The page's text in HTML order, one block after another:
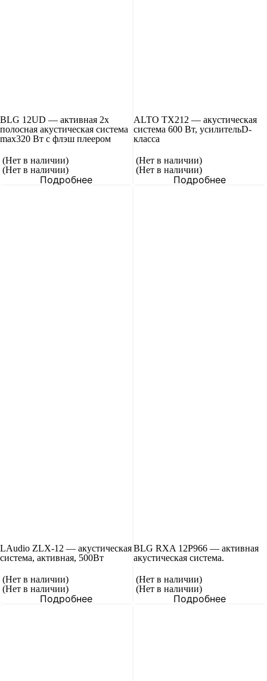
BLG 12UD — активная 2x
полосная акустическая система
max320 Вт с флэш плеером
(Нет в наличии)
(Нет в наличии)
Подробнее
ALTO TX212 — акустическая
система 600 Вт, усилительD-
класса
(Нет в наличии)
(Нет в наличии)
Подробнее
LAudio ZLX-12 — акустическая
система, активная, 500Вт
(Нет в наличии)
(Нет в наличии)
Подробнее
BLG RXA 12P966 — активная
акустическая система.
(Нет в наличии)
(Нет в наличии)
Подробнее